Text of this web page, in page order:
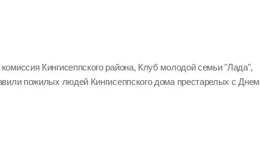
Кингисеппского района, Клуб молодой семьи "Лада",
пожилых людей Кингисеппского дома престарелых с Днем